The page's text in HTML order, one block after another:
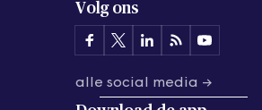
Volg ons
alle social media →